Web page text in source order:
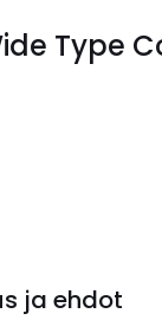
Type
ja ehdot